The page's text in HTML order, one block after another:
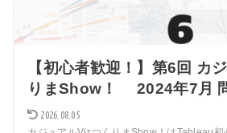
【初心者歓迎！】第6回 カ
りまShow！ 2024年7月
2026.08.05